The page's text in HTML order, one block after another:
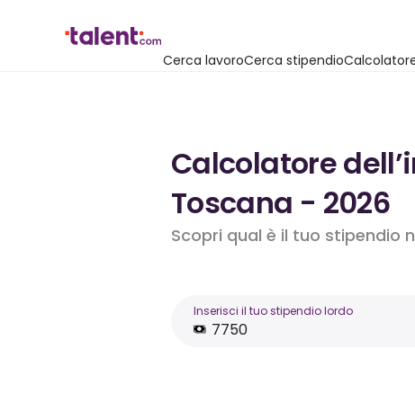
Cerca lavoroCerca stipendio
Calcolatore
Toscana - 2026
Scopri qual è il tuo stipendio
Inserisci il tuo stipendio lordo